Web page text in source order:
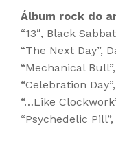
Álbum rock do
“13″, Black
“The Next Day”,
“Mechanical
“Celebration
“…Like
“Psychedelic